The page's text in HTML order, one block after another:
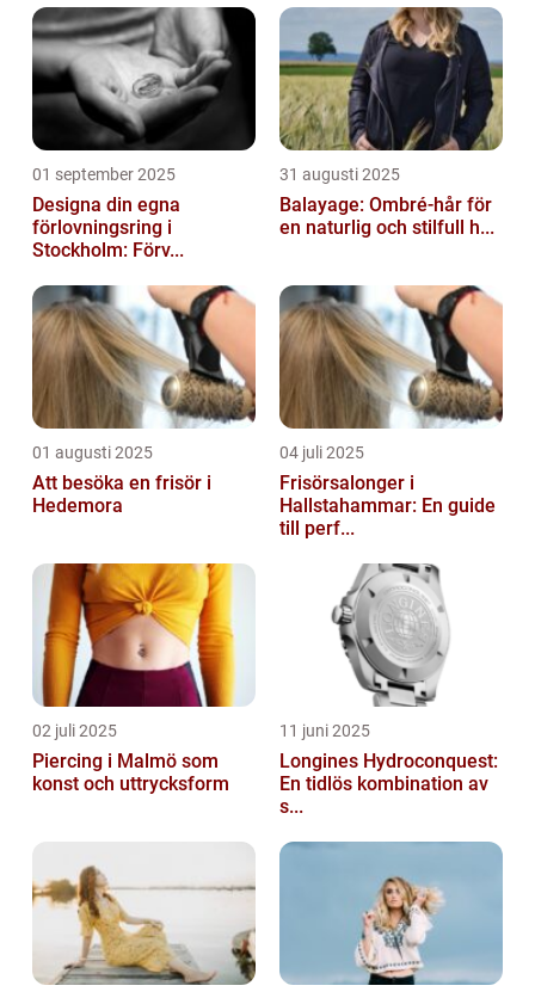
01 september 2025
Designa din egna
förlovningsring i
Stockholm: Förv...
31 augusti 2025
Balayage: Ombré-hår för
en naturlig och stilfull h...
01 augusti 2025
Att besöka en frisör i
Hedemora
04 juli 2025
Frisörsalonger i
Hallstahammar: En guide
till perf...
02 juli 2025
Piercing i Malmö som
konst och uttrycksform
11 juni 2025
Longines Hydroconquest:
En tidlös kombination av
s...